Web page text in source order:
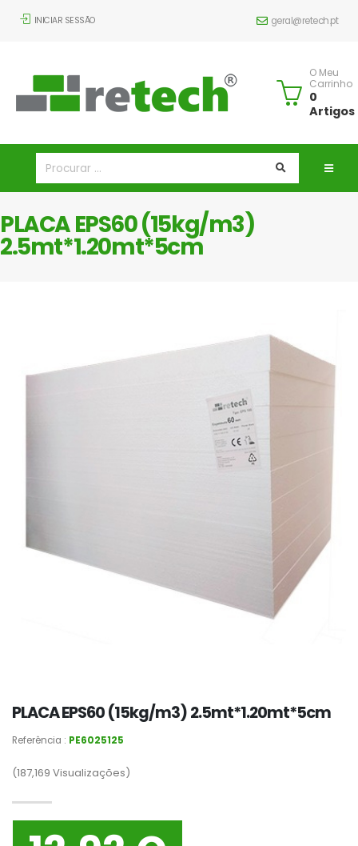
INICIAR SESSÃO geral@retech.pt
O Meu
Carrinho
0
Artigos
PLACA EPS60 (15kg/m3)
2.5mt*1.20mt*5cm
PLACA EPS60 (15kg/m3) 2.5mt*1.20mt*5cm
Referência : PE6025125
(187,169 Visualizações)